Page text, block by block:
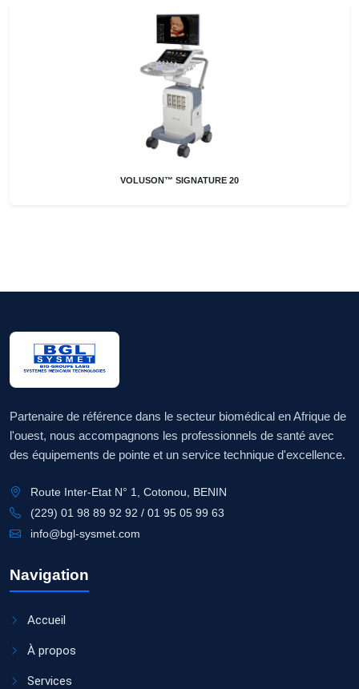
VOLUSON™ SIGNATURE 20
Partenaire de référence dans le secteur biomédical en Afrique de
l'ouest, nous accompagnons les professionnels de santé avec
des équipements de pointe et un service technique d'excellence.
Route Inter-Etat N° 1, Cotonou, BENIN
(229) 01 98 89 92 92 / 01 95 05 99 63
info@bgl-sysmet.com
Navigation
Accueil
À propos
Services